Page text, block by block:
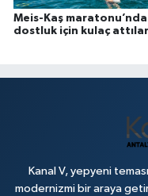
Meis-Kaş maratonu’nda
dostluk için kulaç attılar
Kanal V, yepyeni
modernizmi bir araya